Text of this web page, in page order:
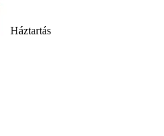
Háztartás